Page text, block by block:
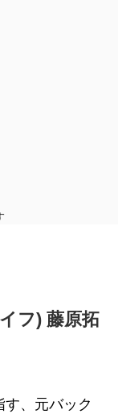
フ) 藤原拓
、元バック